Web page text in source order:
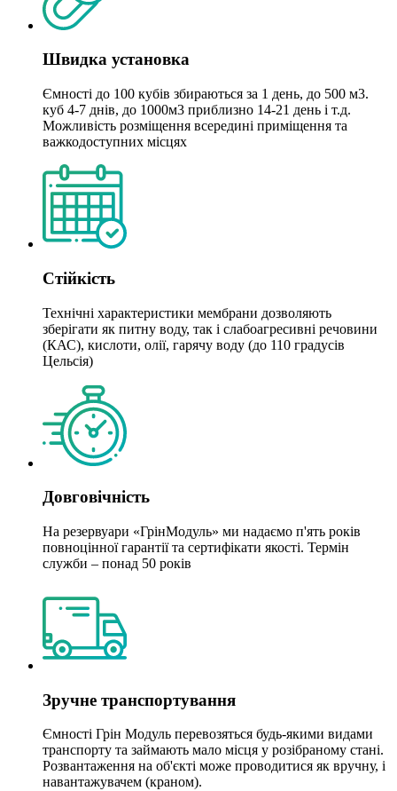
Швидка установка
Ємності до 100 кубів збираються за 1 день, до 500 м3.
куб 4-7 днів, до 1000м3 приблизно 14-21 день і т.д.
Можливість розміщення всередині приміщення та
важкодоступних місцях
Стійкість
Технічні характеристики мембрани дозволяють
зберігати як питну воду, так і слабоагресивні речовини
(КАС), кислоти, олії, гарячу воду (до 110 градусів
Цельсія)
Довговічність
На резервуари «ГрінМодуль» ми надаємо п'ять років
повноцінної гарантії та сертифікати якості. Термін
служби – понад 50 років
Зручне транспортування
Ємності Грін Модуль перевозяться будь-якими видами
транспорту та займають мало місця у розібраному стані.
Розвантаження на об'єкті може проводитися як вручну, і
навантажувачем (краном).